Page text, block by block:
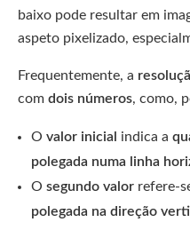
baixo pode resultar em
aspeto pixelizado,
Frequentemente, a
com dois números, como,
O valor inicial indica a
polegada numa linha
O segundo valor refere-
polegada na direção